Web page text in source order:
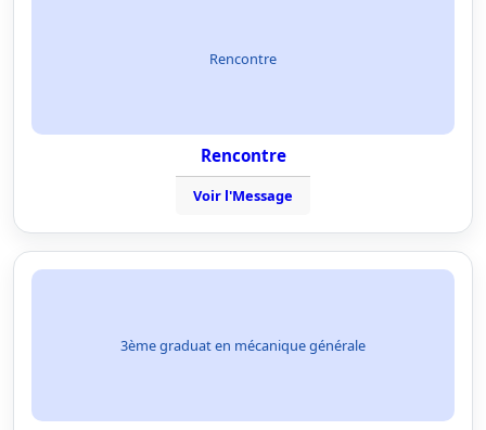
Rencontre
Rencontre
Voir l'Message
3ème graduat en mécanique générale